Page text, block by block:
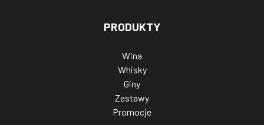
PRODUKTY
Wina
Whisky
Giny
Zestawy
Promocje